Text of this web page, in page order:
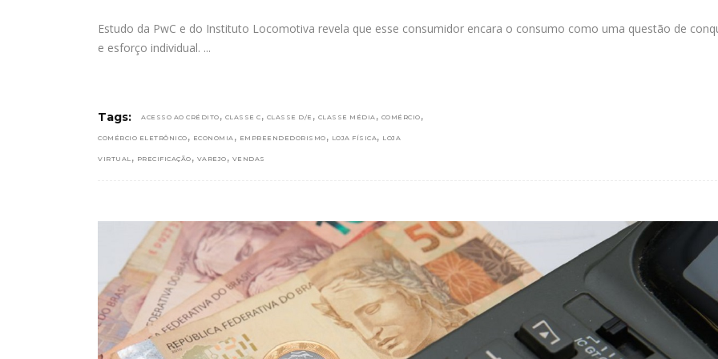
Estudo da PwC e do Instituto Locomotiva revela que esse consumidor encara o consumo como uma questão de
e esforço individual.
Tags: ACESSO AO CRÉDITO , CLASSE C , CLASSE D/E , CLASSE MÉDIA , COMÉRCIO ,
COMÉRCIO ELETRÔNICO , ECONOMIA , EMPREENDEDORISMO , LOJA FÍSICA, LOJA
VIRTUAL , PRECIFICAÇÃO , VAREJO , VENDAS